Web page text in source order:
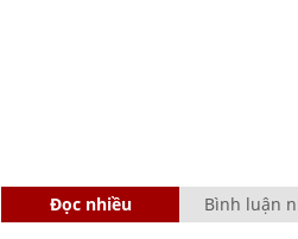
Đọc nhiều Bình luận